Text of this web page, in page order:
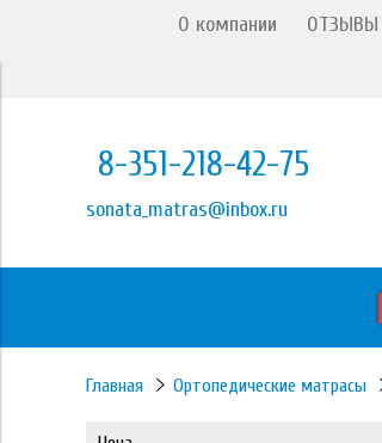
О компании ОТЗЫВЫ
8-351-218-42-75
sonata_matras@inbox.ru
Главная Ортопедические матрасы